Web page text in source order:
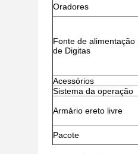
Oradores
Fonte de alimentação
de Digitas
Acessórios
Sistema da operação
Armário ereto livre
Pacote